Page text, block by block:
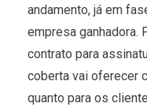
andamento, já em
empresa ganhadora.
contrato para
coberta vai oferecer
quanto para os